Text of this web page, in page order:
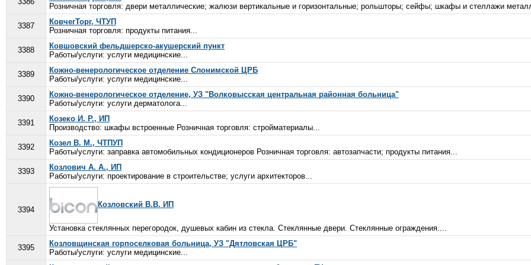
Розничная торговля: двери металлические; жалюзи вертикальные и горизонтальные; рольшторы; сейфы; шкафы и стеллажи
3387
КовчегТорг, ЧТУП
Розничная торговля: продукты питания...
3388
Ковшовский фельдшерско-акушерский пункт
Работы/услуги: услуги медицинские...
3389
Кожно-венерологическое отделение Слонимской ЦРБ
Работы/услуги: услуги медицинские...
3390
Кожно-венерологическое отделение, УЗ "Волковысская центральная районная больница"
Работы/услуги: услуги дерматолога...
3391
Козеко И. Р., ИП
Производство: шкафы встроенные Розничная торговля: стройматериалы...
3392
Козел В. М., ЧТПУП
Работы/услуги: заправка автомобильных кондиционеров Розничная торговля: автозапчасти; продукты питания...
3393
Козлович А. А., ИП
Работы/услуги: проектирование в строительстве; услуги архитекторов...
3394
Козловский В.В. ИП
Установка стеклянных перегородок, душевых кабин из стекла. Стеклянные двери. Стеклянные ограждения....
3395
Козловщинская горпоселковая больница, УЗ "Дятловская ЦРБ"
Работы/услуги: услуги медицинские...